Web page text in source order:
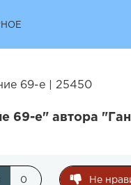
69-е | 25450
69-е" автора
0 Не